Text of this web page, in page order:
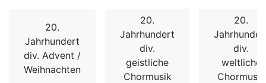
20.
Jahrhundert
div. Advent /
Weihnachten
20.
Jahrhundert
div.
geistliche
Chormusik
20.
div.
weltliche
Chormusik